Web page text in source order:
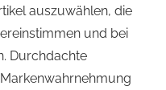
auszuwählen, die
und bei
Durchdachte